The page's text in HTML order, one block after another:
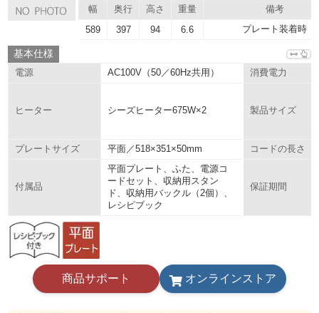
幅
奥行 高さ 重量 備考
589 397 94 6.6 プレート装着時
基本仕様
電源 AC100V（50／60Hz共用） 消費電力
ヒーター シーズヒーター675W×2 製品サイズ
プレートサイズ 平面／518×351×50mm コードの長さ
付属品
平面プレート、ふた、電源コ
ードセット、収納用スタン
ド、収納用バックル（2個）、
レシピブック
保証期間
商品サポート オンラインストア